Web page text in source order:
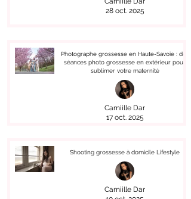
28 oct. 2025
Photographe grossesse en Haute-Savoie : des
séances photo grossesse en extérieur pour
sublimer votre maternité
Camiille Dar
17 oct. 2025
Shooting grossesse à domicile Lifestyle
Camiille Dar